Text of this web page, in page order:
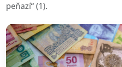
peňazí“ (1).